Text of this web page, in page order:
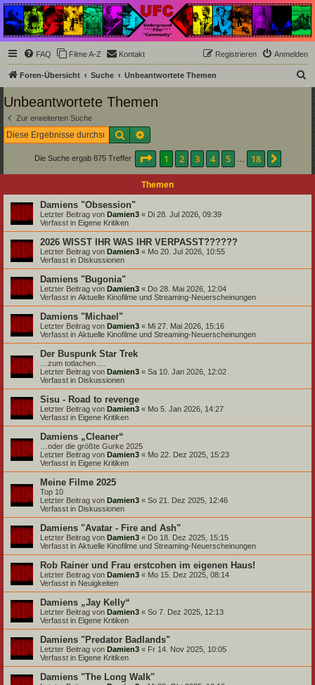
Underground Film
Community
Die Underground Film Community ist ein deutschsprachiges Filmforum und ein Paradies
für Cineasten und Filmsüchtige jenseits des Mainstreams.
FAQ Filme A-Z Kontakt Anmelden
Registrieren
Foren-Übersicht Suche Unbeantwortete Themen
Unbeantwortete Themen
Zur erweiterten Suche
Suche
Die Suche ergab 875 Treffer Seite 1von 18
1 2 3 4 5 18
Themen
Damiens "Obsession"
Letzter Beitrag von Damien3 « Di 28. Jul 2026, 09:39
Verfasst in Eigene Kritiken
2026 WISST IHR WAS IHR VERPASST??????
Letzter Beitrag von Damien3 « Mo 20. Jul 2026, 10:55
Verfasst in Diskussionen
Damiens "Bugonia"
Letzter Beitrag von Damien3 « Do 28. Mai 2026, 12:04
Verfasst in Aktuelle Kinofilme und Streaming-Neuerscheinungen
Damiens "Michael"
Letzter Beitrag von Damien3 « Mi 27. Mai 2026, 15:16
Verfasst in Aktuelle Kinofilme und Streaming-Neuerscheinungen
Der Buspunk Star Trek
…zum totlachen….
Letzter Beitrag von Damien3 « Sa 10. Jan 2026, 12:02
Verfasst in Diskussionen
Sisu - Road to revenge
Letzter Beitrag von Damien3 « Mo 5. Jan 2026, 14:27
Verfasst in Eigene Kritiken
Damiens „Cleaner“
…oder die größte Gurke 2025
Letzter Beitrag von Damien3 « Mo 22. Dez 2025, 15:23
Verfasst in Eigene Kritiken
Meine Filme 2025
Top 10
Letzter Beitrag von Damien3 « So 21. Dez 2025, 12:46
Verfasst in Diskussionen
Damiens "Avatar - Fire and Ash"
Letzter Beitrag von Damien3 « Do 18. Dez 2025, 15:15
Verfasst in Aktuelle Kinofilme und Streaming-Neuerscheinungen
Rob Rainer und Frau erstcohen im eigenen Haus!
Letzter Beitrag von Damien3 « Mo 15. Dez 2025, 08:14
Verfasst in Neuigkeiten
Damiens „Jay Kelly“
Letzter Beitrag von Damien3 « So 7. Dez 2025, 12:13
Verfasst in Eigene Kritiken
Damiens "Predator Badlands"
Letzter Beitrag von Damien3 « Fr 14. Nov 2025, 10:05
Verfasst in Eigene Kritiken
Damiens "The Long Walk"